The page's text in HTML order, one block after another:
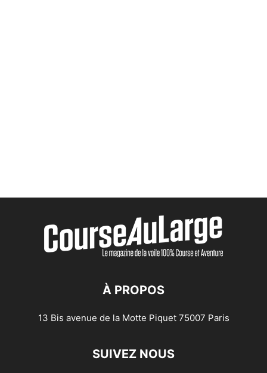
À PROPOS
13 Bis avenue de la Motte Piquet 75007 Paris
SUIVEZ NOUS